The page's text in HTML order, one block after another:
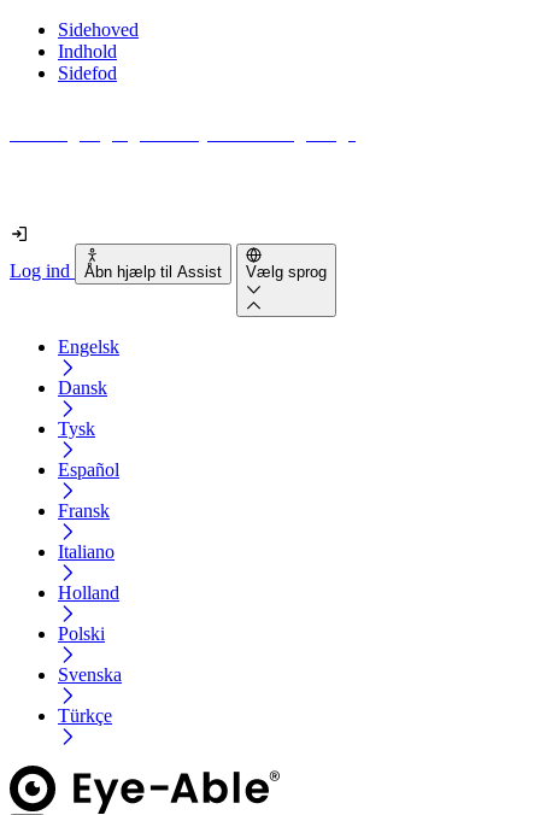
Sidehoved
Indhold
Sidefod
Log ind Åbn hjælp til Assist Vælg sprog
Engelsk
Dansk
Tysk
Español
Fransk
Italiano
Holland
Polski
Svenska
Türkçe